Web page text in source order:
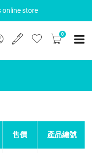
online store
0
售價 產品編號